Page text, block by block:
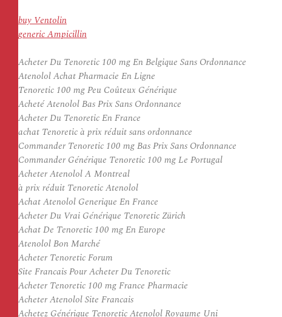
buy Ventolin
generic Ampicillin
Acheter Du Tenoretic 100 mg En Belgique Sans Ordonnance
Atenolol Achat Pharmacie En Ligne
Tenoretic 100 mg Peu Coûteux Générique
Acheté Atenolol Bas Prix Sans Ordonnance
Acheter Du Tenoretic En France
achat Tenoretic à prix réduit sans ordonnance
Commander Tenoretic 100 mg Bas Prix Sans Ordonnance
Commander Générique Tenoretic 100 mg Le Portugal
Acheter Atenolol A Montreal
à prix réduit Tenoretic Atenolol
Achat Atenolol Generique En France
Acheter Du Vrai Générique Tenoretic Zürich
Achat De Tenoretic 100 mg En Europe
Atenolol Bon Marché
Acheter Tenoretic Forum
Site Francais Pour Acheter Du Tenoretic
Acheter Tenoretic 100 mg France Pharmacie
Acheter Atenolol Site Francais
Achetez Générique Tenoretic Atenolol Royaume Uni